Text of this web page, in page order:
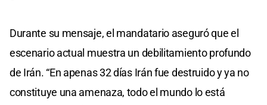
Durante su mensaje, el mandatario aseguró que el
escenario actual muestra un debilitamiento profundo
de Irán. “En apenas 32 días Irán fue destruido y ya no
constituye una amenaza, todo el mundo lo está